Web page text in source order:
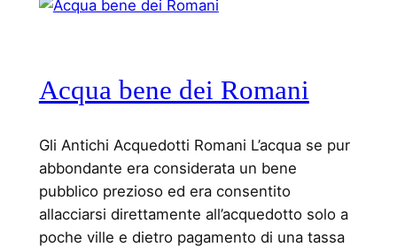
Acqua bene dei Romani
Gli Antichi Acquedotti Romani L’acqua se pur
abbondante era considerata un bene
pubblico prezioso ed era consentito
allacciarsi direttamente all’acquedotto solo a
poche ville e dietro pagamento di una tassa